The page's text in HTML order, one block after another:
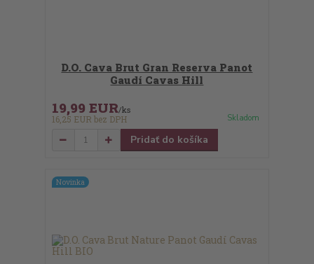
D.O. Cava Brut Gran Reserva Panot
Gaudí Cavas Hill
19,99 EUR/ks
16,25 EUR bez DPH Skladom
Pridať do košíka
Novinka